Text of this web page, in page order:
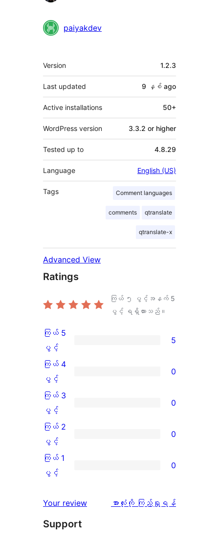
paiyakdev
Meta
Version 1.2.3
Last updated 9 နှစ် ago
Active installations 50+
WordPress version 3.3.2 or higher
Tested up to 4.8.29
Language English (US)
Tags Comment languages
comments qtranslate
qtranslate-x
Advanced View
Ratings
ကြယ် ၅ ပွင့်အနက် 5
ပွင့် ရရှိထားသည်။
ကြယ်
5
ပွင့်
အဆင့်
သုံးသပ်
ကြယ် 5
ပွင့်
5
ကြယ်
4
ပွင့်
အဆင့်
သုံးသပ်
ကြယ် 4
ပွင့်
0
ကြယ်
3
ပွင့်
အဆင့်
သုံးသပ်
ကြယ် 3
ပွင့်
0
ကြယ်
2
ပွင့်
သုံးသပ်
0
ကြယ် 2
ပွင့်
0
ကြယ်
ပွင့်
သုံးသပ်
ကြယ် 1
ပွင့်
0
Your review
သုံးသပ်
အားလုံးကို ကြည့်ရှုရန်
Support